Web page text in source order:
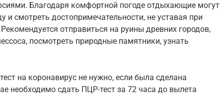
Благодаря комфортной погоде отдыхающие могут
и смотреть достопримечательности, не уставая при
отправиться на руины древних городов,
посмотреть природные памятники, узнать
на коронавирус не нужно, если была сделана
необходимо сдать ПЦР-тест за 72 часа до вылета